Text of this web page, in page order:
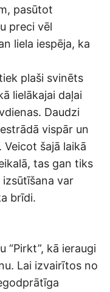
pasūtot
preci vēl
liela iespēja, ka
plaši svinēts
lielākajai daļai
Daudzi
vispār un
šajā laikā
tas gan tiks
var
brīdi.
“Pirkt”, kā ieraugi
Lai izvairītos no